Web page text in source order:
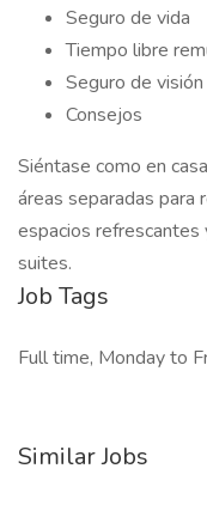
Seguro de vida
Tiempo libre
Seguro de visión
Consejos
Siéntase como en
áreas separadas para
espacios
suites.
Job Tags
Full time, Monday to
Similar Jobs